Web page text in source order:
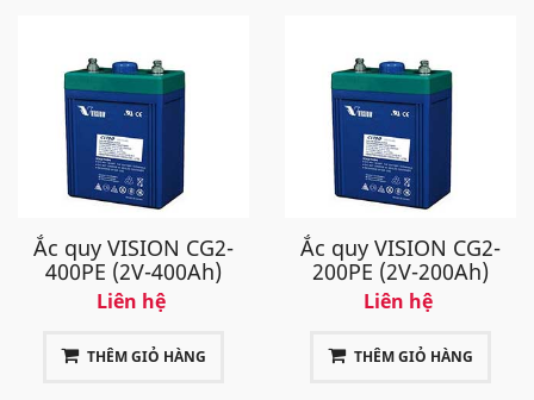
Ắc quy VISION CG2-
400PE (2V-400Ah)
Liên hệ
THÊM GIỎ HÀNG
Ắc quy VISION CG2-
200PE (2V-200Ah)
Liên hệ
THÊM GIỎ HÀNG